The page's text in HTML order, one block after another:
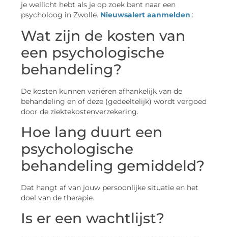
je wellicht hebt als je op zoek bent naar een
psycholoog in Zwolle. Nieuwsalert aanmelden.:
Wat zijn de kosten van
een psychologische
behandeling?
De kosten kunnen variëren afhankelijk van de
behandeling en of deze (gedeeltelijk) wordt vergoed
door de ziektekostenverzekering.
Hoe lang duurt een
psychologische
behandeling gemiddeld?
Dat hangt af van jouw persoonlijke situatie en het
doel van de therapie.
Is er een wachtlijst?